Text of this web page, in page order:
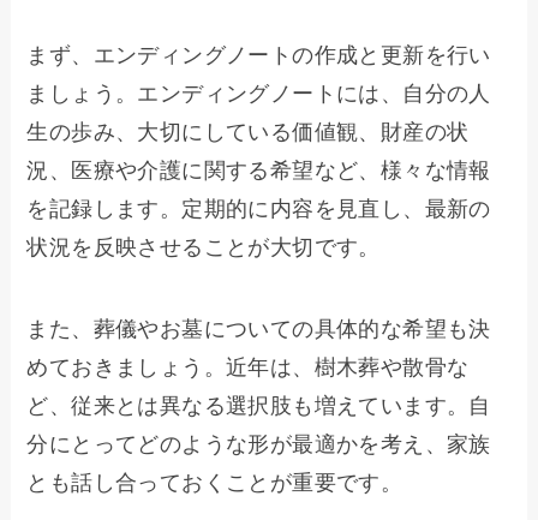
まず、エンディングノートの作成と更新を行い
ましょう。エンディングノートには、自分の人
生の歩み、大切にしている価値観、財産の状
況、医療や介護に関する希望など、様々な情報
を記録します。定期的に内容を見直し、最新の
状況を反映させることが大切です。
また、葬儀やお墓についての具体的な希望も決
めておきましょう。近年は、樹木葬や散骨な
ど、従来とは異なる選択肢も増えています。自
分にとってどのような形が最適かを考え、家族
とも話し合っておくことが重要です。